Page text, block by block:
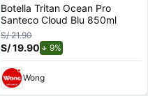
Botella Tritan Ocean Pro
Santeco Cloud Blu 850ml
S/ 21.90
S/ 19.90 9%
Wong